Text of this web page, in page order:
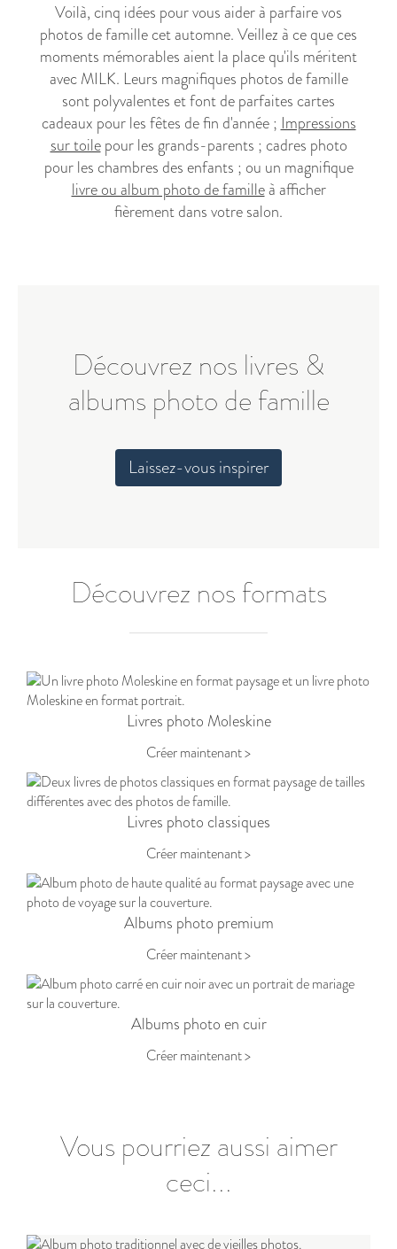
Voilà, cinq idées pour vous aider à parfaire vos
photos de famille cet automne. Veillez à ce que ces
moments mémorables aient la place qu'ils méritent
avec MILK. Leurs magnifiques photos de famille
sont polyvalentes et font de parfaites cartes
cadeaux pour les fêtes de fin d'année ; Impressions
sur toilepour les grands-parents ; cadres photo
pour les chambres des enfants ; ou un magnifique
livre ou album photo de familleà afficher
fièrement dans votre salon.
Découvrez nos livres &
albums photo de famille
Laissez-vous inspirer
Découvrez nos formats
Livres photo Moleskine
Créer maintenant >
Livres photo classiques
Créer maintenant >
Albums photo premium
Créer maintenant >
Albums photo en cuir
Créer maintenant >
Vous pourriez aussi aimer
ceci...